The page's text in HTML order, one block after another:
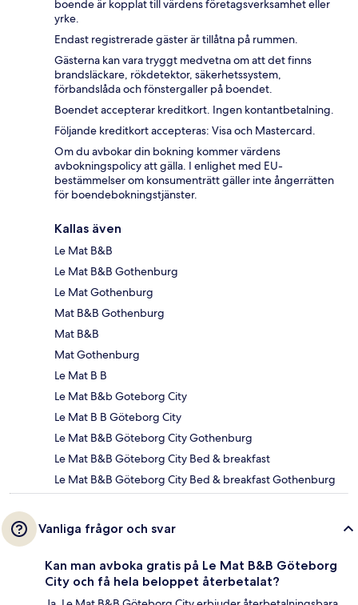
boende är kopplat till värdens företagsverksamhet eller
yrke.
Endast registrerade gäster är tillåtna på rummen.
Gästerna kan vara tryggt medvetna om att det finns
brandsläckare, rökdetektor, säkerhetssystem,
förbandslåda och fönstergaller på boendet.
Boendet accepterar kreditkort. Ingen kontantbetalning.
Följande kreditkort accepteras: Visa och Mastercard.
Om du avbokar din bokning kommer värdens
avbokningspolicy att gälla. I enlighet med EU-
bestämmelser om konsumenträtt gäller inte ångerrätten
för boendebokningstjänster.
Kallas även
Le Mat B&B
Le Mat B&B Gothenburg
Le Mat Gothenburg
Mat B&B Gothenburg
Mat B&B
Mat Gothenburg
Le Mat B B
Le Mat B&b Goteborg City
Le Mat B B Göteborg City
Le Mat B&B Göteborg City Gothenburg
Le Mat B&B Göteborg City Bed & breakfast
Le Mat B&B Göteborg City Bed & breakfast Gothenburg
Vanliga frågor och svar
Kan man avboka gratis på Le Mat B&B Göteborg
City och få hela beloppet återbetalat?